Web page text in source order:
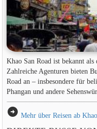
Khao San Road ist bekannt als
Zahlreiche Agenturen bieten
Road an – insbesondere für
Phangan und andere
arrow_circle_right Mehr über Reisen ab